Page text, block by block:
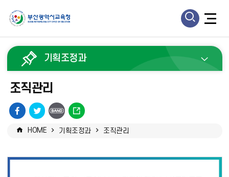
모
바
모
바
검
기획조정과
조직관리
페
이
공
트
위
유
URL
복
HOME 기획조정과 조직관리